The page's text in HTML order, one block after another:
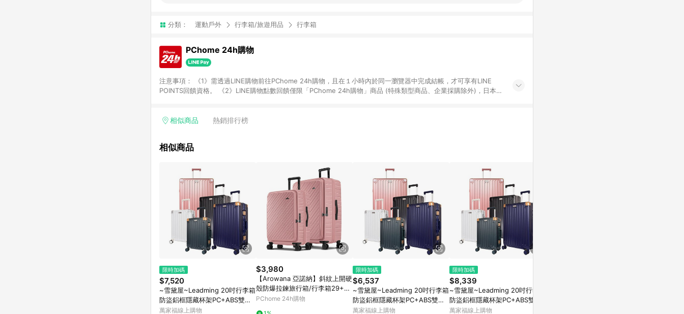
分類： 運動戶外 行李箱/旅遊用品 行李箱
PChome 24h購物
注意事項： 《1》需透過LINE購物前往PChome 24h購物，且在１小時內於同一瀏覽器中完成結帳，才可享有LINE
POINTS回饋資格。 《2》LINE購物點數回饋僅限「PChome 24h購物」商品 (特殊類型商品、企業採購除外)，日本代
PChome儲值商品、企業專區/企業採購、部分指定商品 - 下載軟體、奶粉/副食品、電腦軟體、InComm儲值點數、點
商家訂單頁面標示「LINE回饋」，若無此標示則 不符合回饋LINE POINTS點數資格亦不得使用點數紅包 。 《7》LINE
並依訂單成立時間當下LINE購物所設定的回饋機制為準。 《8》LINE購物為購物資訊整合性平台，商品資料更新會有
時間差，如顯示之商品規格、顏色、價位、贈品與PChome 24h購物銷售網頁不符，以銷售網頁標示為準！
相似商品 熱銷排行榜
相似商品
限時加碼
$7,520
~雪黛屋~Leadming 20吋行李箱
防盜鋁框隱藏杯架PC+ABS雙海
關鎖360度避震輪鋁防撞S2511
萬家福線上購物
$3,980
【Arowana 亞諾納】斜紋上開硬
殼防爆拉鍊旅行箱/行李箱29+25
吋組 (多色任選)
PChome 24h購物
限時加碼
$6,537
~雪黛屋~Leadming 20吋行李箱
防盜鋁框隱藏杯架PC+ABS雙海
關鎖360度避震輪鋁防撞S2511
萬家福線上購物
限時加碼
$8,339
~雪黛屋~Leadming 20吋行李箱
防盜鋁框隱藏杯架PC+ABS雙海
關鎖360度避震輪鋁防撞S2511
萬家福線上購物